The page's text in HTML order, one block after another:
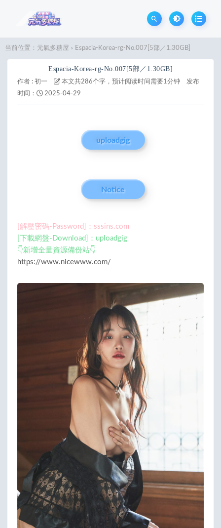
当前位置： 元氣多糖屋 > Espacia-Korea-rg-No.007[5部／1.30GB]
Espacia-Korea-rg-No.007[5部／1.30GB]
作者 : 初一 本文共286个字，预计阅读时间需要1分钟
发布
时间：
2025-04-29
uploadgig
Notice
[解壓密碼-Password]：sssins.com
[下載網盤-Download]：uploadgig
👇新增全量資源備份站👇
https://www.nicewww.com/